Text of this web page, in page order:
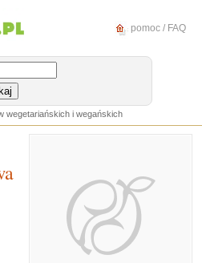
pomoc / FAQ
wegetariańskich i wegańskich